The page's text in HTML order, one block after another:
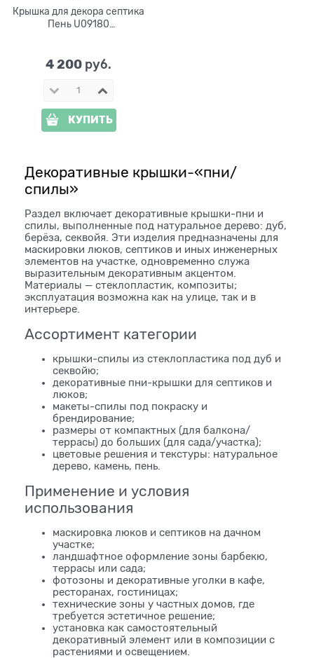
Крышка для декора септика
Пень U09180
4 200 руб.
КУПИТЬ
Декоративные крышки-«пни/
спилы»
Раздел включает декоративные крышки-пни и
спилы, выполненные под натуральное дерево: дуб,
берёза, секвойя. Эти изделия предназначены для
маскировки люков, септиков и иных инженерных
элементов на участке, одновременно служа
выразительным декоративным акцентом.
Материалы — стеклопластик, композиты;
эксплуатация возможна как на улице, так и в
интерьере.
Ассортимент категории
крышки-спилы из стеклопластика под дуб и
секвойю;
декоративные пни-крышки для септиков и
люков;
макеты-спилы под покраску и
брендирование;
размеры от компактных (для балкона/
террасы) до больших (для сада/участка);
цветовые решения и текстуры: натуральное
дерево, камень, пень.
Применение и условия
использования
маскировка люков и септиков на дачном
участке;
ландшафтное оформление зоны барбекю,
террасы или сада;
фотозоны и декоративные уголки в кафе,
ресторанах, гостиницах;
технические зоны у частных домов, где
требуется эстетичное решение;
установка как самостоятельный
декоративный элемент или в композиции с
растениями и освещением.